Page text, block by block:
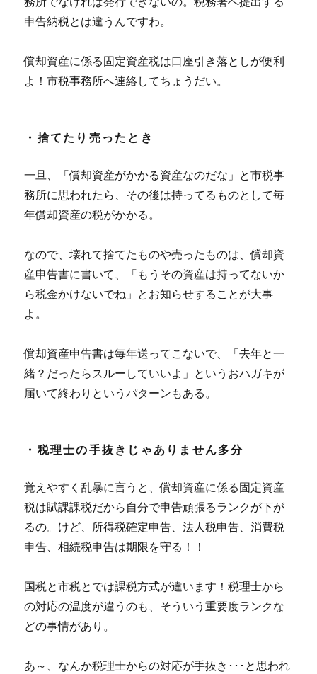
申告納税とは違うんですわ。
償却資産に係る固定資産税は口座引き落としが便利
よ！市税事務所へ連絡してちょうだい。
・捨てたり売ったとき
一旦、「償却資産がかかる資産なのだな」と市税事
務所に思われたら、その後は持ってるものとして毎
年償却資産の税がかかる。
なので、壊れて捨てたものや売ったものは、償却資
産申告書に書いて、「もうその資産は持ってないか
ら税金かけないでね」とお知らせすることが大事
よ。
償却資産申告書は毎年送ってこないで、「去年と一
緒？だったらスルーしていいよ」というおハガキが
届いて終わりというパターンもある。
・税理士の手抜きじゃありません多分
覚えやすく乱暴に言うと、償却資産に係る固定資産
税は賦課課税だから自分で申告頑張るランクが下が
るの。けど、所得税確定申告、法人税申告、消費税
申告、相続税申告は期限を守る！！
国税と市税とでは課税方式が違います！税理士から
の対応の温度が違うのも、そういう重要度ランクな
どの事情があり。
あ～、なんか税理士からの対応が手抜き･･･と思われ